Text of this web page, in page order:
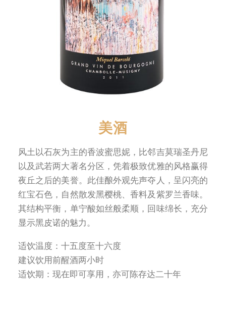
美酒
风土以石灰为主的香波蜜思妮，比邻吉莫瑞圣丹尼
以及武若两大著名分区，凭着极致优雅的风格赢得
夜丘之后的美誉。此佳酿外观先声夺人，呈闪亮的
红宝石色，自然散发黑樱桃、香料及紫罗兰香味。
其结构平衡，单宁酸如丝般柔顺，回味绵长，充分
显示黑皮诺的魅力。
适饮温度：十五度至十六度
建议饮用前醒酒两小时
适饮期：现在即可享用，亦可陈存达二十年